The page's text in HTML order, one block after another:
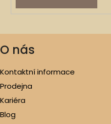
O nás
Kontaktní informace
Prodejna
Kariéra
Blog